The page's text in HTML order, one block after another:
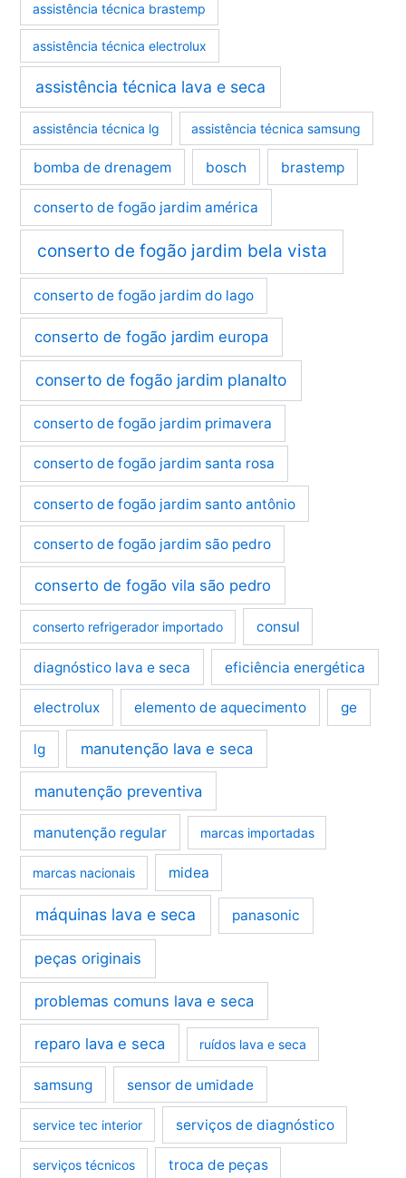
assistência técnica brastemp
assistência técnica electrolux
assistência técnica lava e seca
assistência técnica lg assistência técnica samsung
bomba de drenagem bosch brastemp
conserto de fogão jardim américa
conserto de fogão jardim bela vista
conserto de fogão jardim do lago
conserto de fogão jardim europa
conserto de fogão jardim planalto
conserto de fogão jardim primavera
conserto de fogão jardim santa rosa
conserto de fogão jardim santo antônio
conserto de fogão jardim são pedro
conserto de fogão vila são pedro
conserto refrigerador importado consul
diagnóstico lava e seca eficiência energética
electrolux elemento de aquecimento ge
lg manutenção lava e seca
manutenção preventiva
manutenção regular marcas importadas
marcas nacionais midea
máquinas lava e seca panasonic
peças originais
problemas comuns lava e seca
reparo lava e seca ruídos lava e seca
samsung sensor de umidade
service tec interior serviços de diagnóstico
serviços técnicos troca de peças